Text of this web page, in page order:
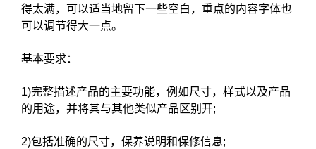
得太满，可以适当地留下一些空白，重点的内容字体也
可以调节得大一点。
基本要求：
1)完整描述产品的主要功能，例如尺寸，样式以及产品
的用途，并将其与其他类似产品区别开;
2)包括准确的尺寸，保养说明和保修信息;